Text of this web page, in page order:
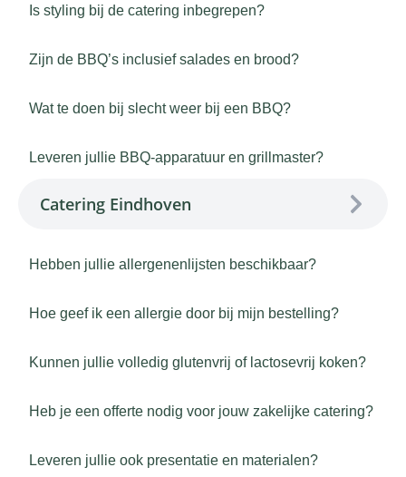
Is styling bij de catering inbegrepen?
Zijn de BBQ’s inclusief salades en brood?
Wat te doen bij slecht weer bij een BBQ?
Leveren jullie BBQ-apparatuur en grillmaster?
Catering Eindhoven
Hebben jullie allergenenlijsten beschikbaar?
Hoe geef ik een allergie door bij mijn bestelling?
Kunnen jullie volledig glutenvrij of lactosevrij koken?
Heb je een offerte nodig voor jouw zakelijke catering?
Leveren jullie ook presentatie en materialen?